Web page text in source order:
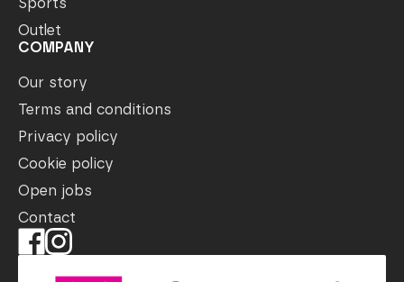
Outlet
COMPANY
Our story
Terms and conditions
Privacy policy
Cookie policy
Open jobs
Contact